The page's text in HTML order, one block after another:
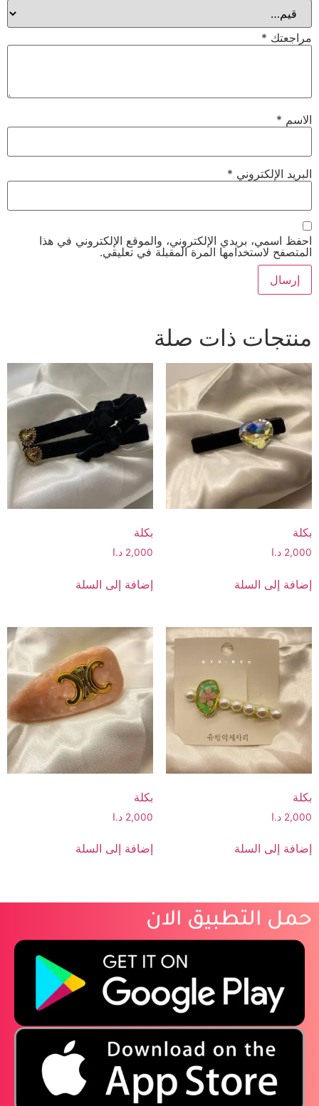
مراجعتك *
الاسم *
البريد الإلكتروني *
احفظ اسمي، بريدي الإلكتروني، والموقع الإلكتروني في هذا
المتصفح لاستخدامها المرة المقبلة في تعليقي.
منتجات ذات صلة
بكلة
2,000 د.ا
إضافة إلى السلة
بكلة
2,000 د.ا
إضافة إلى السلة
بكلة
2,000 د.ا
إضافة إلى السلة
بكلة
2,000 د.ا
إضافة إلى السلة
حمل التطبيق الان